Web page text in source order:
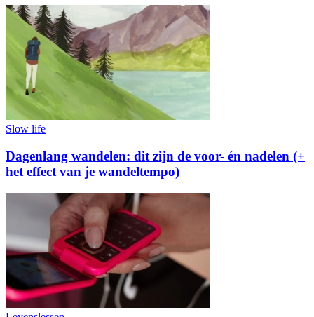
Slow life
Dagenlang wandelen: dit zijn de voor- én nadelen (+
het effect van je wandeltempo)